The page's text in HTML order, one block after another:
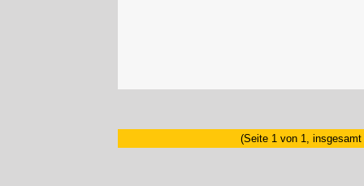
(Seite 1 von 1, insgesamt